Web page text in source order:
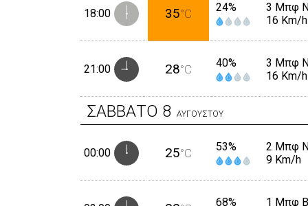
18:00 35°C 24%
3 Μπφ
16 Km/h
21:00 28°C 40%
3 Μπφ
16 Km/h
ΣΑΒΒΑΤΟ 8 ΑΥΓΟΥΣΤΟΥ
00:00 25°C 53%
2 Μπφ
9 Km/h
68%
1 Μπφ